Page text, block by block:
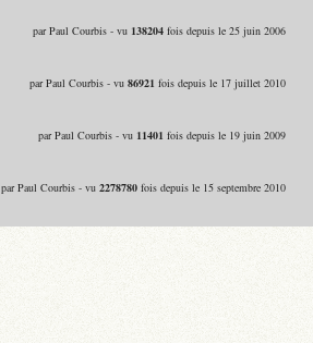
par Paul Courbis - vu 138204fois depuis le 25 juin 2006
par Paul Courbis - vu 86921 fois depuis le 17 juillet 2010
par Paul Courbis - vu 11401 fois depuis le 19 juin 2009
par Paul Courbis - vu 2278780fois depuis le 15 septembre 2010